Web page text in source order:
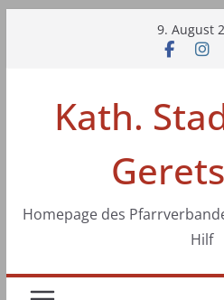
9. August
Kath.
Homepage des
Hilf